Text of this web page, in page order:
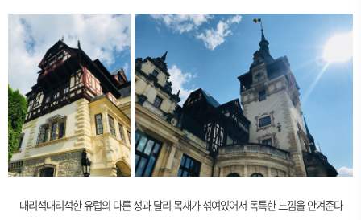
대리석대리석한 유럽의 다른 성과 달리 목재가 섞여있어서 독특한 느낌을 안겨준다